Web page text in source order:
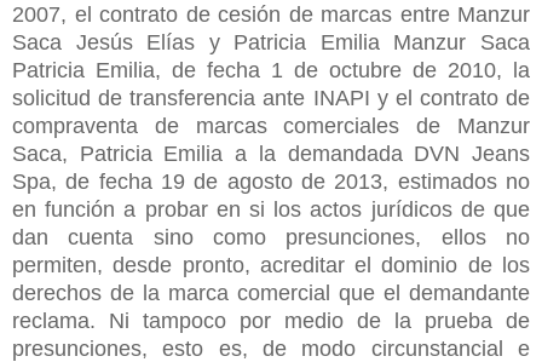
2007, el contrato de cesión de marcas entre Manzur
Saca Jesús Elías y Patricia Emilia Manzur Saca
Patricia Emilia, de fecha 1 de octubre de 2010, la
solicitud de transferencia ante INAPI y el contrato de
compraventa de marcas comerciales de Manzur
Saca, Patricia Emilia a la demandada DVN Jeans
Spa, de fecha 19 de agosto de 2013, estimados no
en función a probar en si los actos jurídicos de que
dan cuenta sino como presunciones, ellos no
permiten, desde pronto, acreditar el dominio de los
derechos de la marca comercial que el demandante
reclama. Ni tampoco por medio de la prueba de
presunciones, esto es, de modo circunstancial e